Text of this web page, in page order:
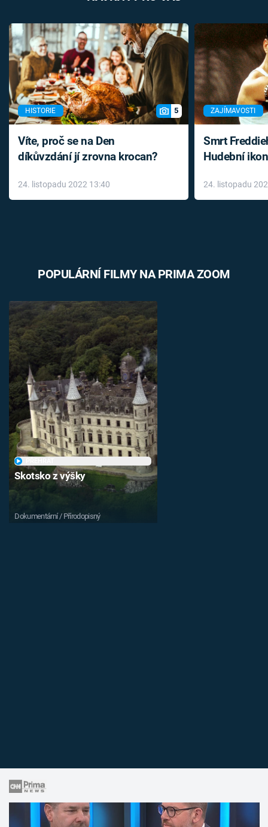
HISTORIE 5
Víte, proč se na Den
díkůvzdání jí zrovna krocan?
24. listopadu 2022 13:40
ZAJÍMAVOSTI
Smrt
Hudební
léky
24. listopadu
POPULÁRNÍ FILMY NA PRIMA ZOOM
Skotsko z výšky
Dokumentární / Přírodopisný